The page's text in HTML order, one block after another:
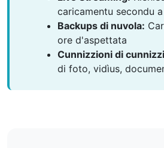
caricamentu secondu
Backups di nuvola:
ore d'aspettata
Cunnizzioni di
di foto, vidìus,